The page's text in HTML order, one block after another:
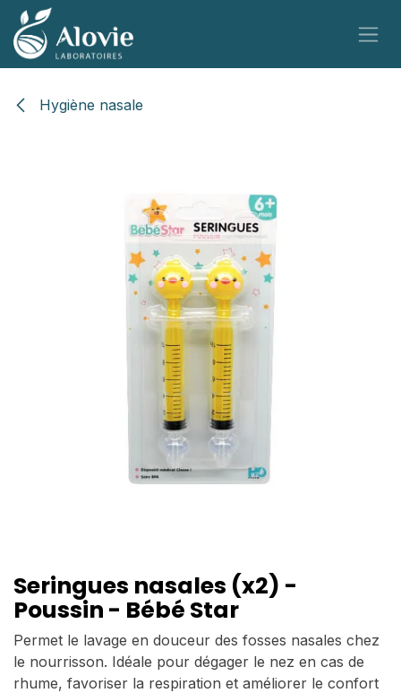
Se rendre au contenu
Hygiène nasale
Seringues nasales (x2) -
Poussin - Bébé Star
Permet le lavage en douceur des fosses nasales chez
le nourrisson. Idéale pour dégager le nez en cas de
rhume, favoriser la respiration et améliorer le confort